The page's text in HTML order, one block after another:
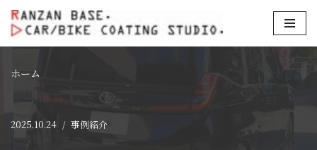
コ
テ
へ
ホーム
2025.10.24 事例紹介